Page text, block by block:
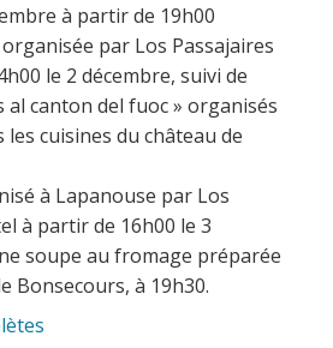
à partir de 19h00
par Los Passajaires
le 2 décembre, suivi de
al canton del fuoc » organisés
les cuisines du château de
à Lapanouse par Los
à partir de 16h00 le 3
soupe au fromage préparée
Bonsecours, à 19h30.